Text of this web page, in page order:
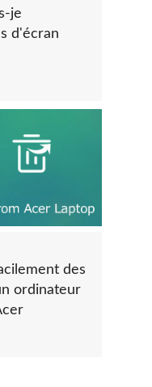
je
d'écran
des
ordinateur